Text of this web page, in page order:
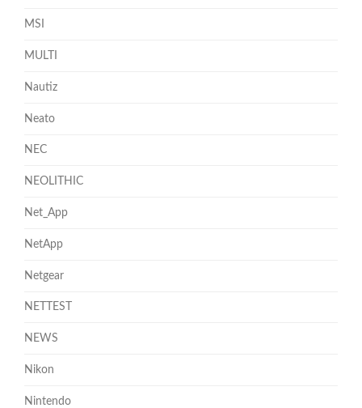
MSI
MULTI
Nautiz
Neato
NEC
NEOLITHIC
Net_App
NetApp
Netgear
NETTEST
NEWS
Nikon
Nintendo